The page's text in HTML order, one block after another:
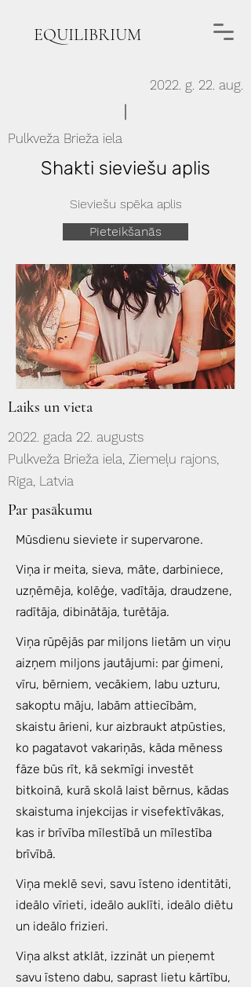
EQUILIBRIUM
2022. g. 22. aug.
Pulkveža Brieža iela
Shakti sieviešu aplis
Sieviešu spēka aplis
Pieteikšanās
Laiks un vieta
2022. gada 22. augusts
Pulkveža Brieža iela, Ziemeļu rajons,
Rīga, Latvia
Par pasākumu
Mūsdienu sieviete ir supervarone.
Viņa ir meita, sieva, māte, darbiniece,
uzņēmēja, kolēģe, vadītāja, draudzene,
radītāja, dibinātāja, turētāja.
Viņa rūpējās par miljons lietām un viņu
aizņem miljons jautājumi: par ģimeni,
vīru, bērniem, vecākiem, labu uzturu,
sakoptu māju, labām attiecībām,
skaistu ārieni, kur aizbraukt atpūsties,
ko pagatavot vakariņās, kāda mēness
fāze būs rīt, kā sekmīgi investēt
bitkoinā, kurā skolā laist bērnus, kādas
skaistuma injekcijas ir visefektīvākas,
kas ir brīvība mīlestībā un mīlestība
brīvībā.
Viņa meklē sevi, savu īsteno identitāti,
ideālo vīrieti, ideālo auklīti, ideālo diētu
un ideālo frizieri.
Viņa alkst atklāt, izzināt un pieņemt
savu īsteno dabu, saprast lietu kārtību,